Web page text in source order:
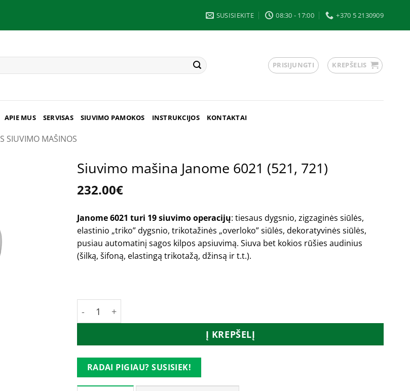
SUSISIEKITE 08:30 - 17:00 +370 5 2130909
PRISIJUNGTI KREPŠELIS
APIE MUS SERVISAS SIUVIMO PAMOKOS INSTRUKCIJOS KONTAKTAI
SIUVIMO MAŠINOS
Siuvimo mašina Janome 6021 (521, 721)
232.00€
Janome 6021 turi 19 siuvimo operacijų: tiesaus dygsnio, zigzaginės siūlės,
elastinio „triko” dygsnio, trikotažinės „overloko” siūlės, dekoratyvinės siūlės,
pusiau automatinį sagos kilpos apsiuvimą. Siuva bet kokios rūšies audinius
(šilką, šifoną, elastingą trikotažą, džinsą ir t.t.).
Į KREPŠELĮ
RADAI PIGIAU? SUSISIEK!